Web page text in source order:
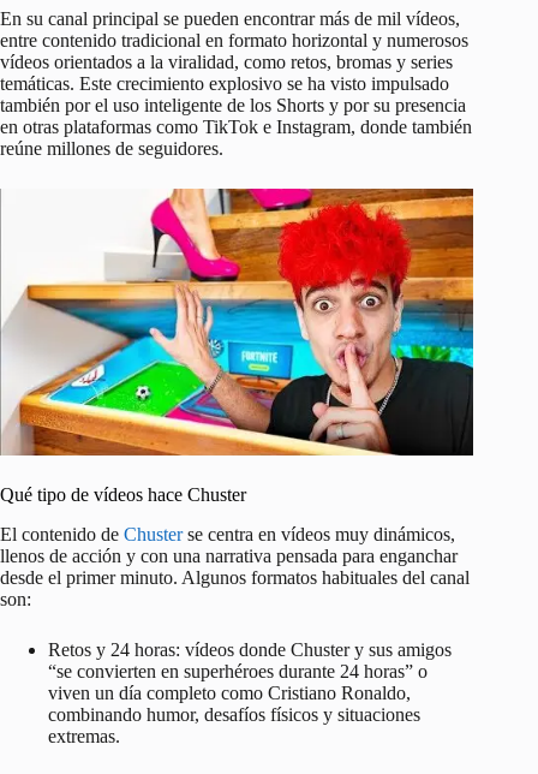
En su canal principal se pueden encontrar más de mil vídeos,
entre contenido tradicional en formato horizontal y numerosos
vídeos orientados a la viralidad, como retos, bromas y series
temáticas. Este crecimiento explosivo se ha visto impulsado
también por el uso inteligente de los Shorts y por su presencia
en otras plataformas como TikTok e Instagram, donde también
reúne millones de seguidores.
Qué tipo de vídeos hace Chuster
El contenido de Chusterse centra en vídeos muy dinámicos,
llenos de acción y con una narrativa pensada para enganchar
desde el primer minuto. Algunos formatos habituales del canal
son:
Retos y 24 horas: vídeos donde Chuster y sus amigos
“se convierten en superhéroes durante 24 horas” o
viven un día completo como Cristiano Ronaldo,
combinando humor, desafíos físicos y situaciones
extremas.